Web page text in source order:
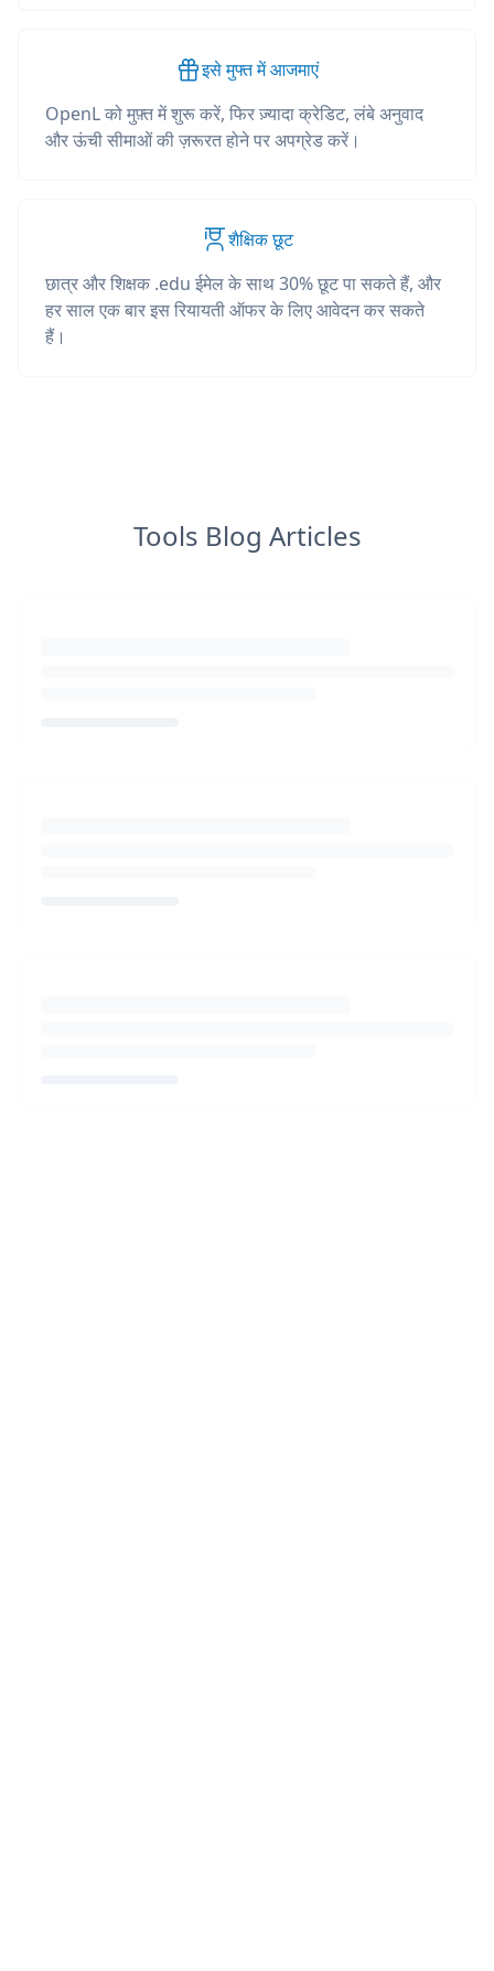
इसे मुफ्त में आजमाएं
OpenL को मुफ़्त में शुरू करें, फिर ज़्यादा क्रेडिट, लंबे अनुवाद
और ऊंची सीमाओं की ज़रूरत होने पर अपग्रेड करें।
शैक्षिक छूट
छात्र और शिक्षक .edu ईमेल के साथ 30% छूट पा सकते हैं, और
हर साल एक बार इस रियायती ऑफर के लिए आवेदन कर सकते
हैं।
Tools Blog Articles